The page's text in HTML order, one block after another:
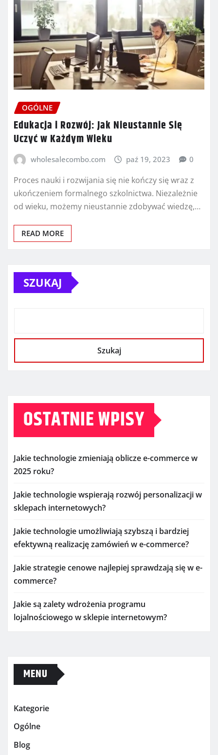
OGÓLNE
Edukacja i Rozwój: Jak Nieustannie Się
Uczyć w Każdym Wieku
wholesalecombo.com paź 19, 2023 0
Proces nauki i rozwijania się nie kończy się wraz z
ukończeniem formalnego szkolnictwa. Niezależnie
od wieku, możemy nieustannie zdobywać wiedzę,…
READ MORE
SZUKAJ
Szukaj
OSTATNIE WPISY
Jakie technologie zmieniają oblicze e-commerce w
2025 roku?
Jakie technologie wspierają rozwój personalizacji w
sklepach internetowych?
Jakie technologie umożliwiają szybszą i bardziej
efektywną realizację zamówień w e-commerce?
Jakie strategie cenowe najlepiej sprawdzają się w e-
commerce?
Jakie są zalety wdrożenia programu
lojalnościowego w sklepie internetowym?
MENU
Kategorie
Ogólne
Blog